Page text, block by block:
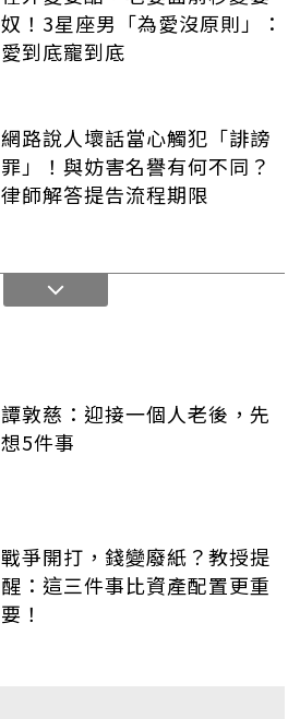
奴！3星座男「為愛沒原則」：
愛到底寵到底
網路說人壞話當心觸犯「誹謗
罪」！與妨害名譽有何不同？
律師解答提告流程期限
譚敦慈：迎接一個人老後，先
想5件事
戰爭開打，錢變廢紙？教授提
醒：這三件事比資產配置更重
要！